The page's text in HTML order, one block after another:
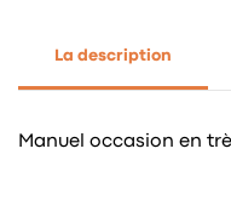
La description
Manuel occasion en